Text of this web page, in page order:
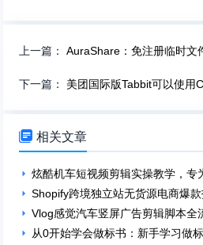
上一篇：AuraShare：免注册临时文件
下一篇： 美团国际版Tabbit可以使用Claude-
 相关文章
炫酷机车短视频剪辑实操教学，
Shopify跨境独立站无货源电商爆
Vlog感觉汽车竖屏广告剪辑脚本全
从0开始学会做标书：新手学习做